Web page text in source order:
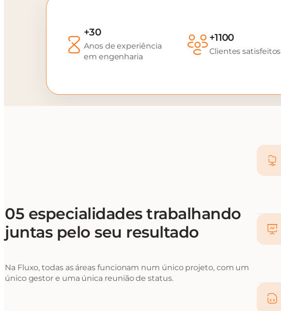
+30
Anos de experiência
em engenharia
+1100
Clientes satisfeitos
05 especialidades trabalhando
juntas pelo seu resultado
Na Fluxo, todas as áreas funcionam num único projeto, com um
único gestor e uma única reunião de status.